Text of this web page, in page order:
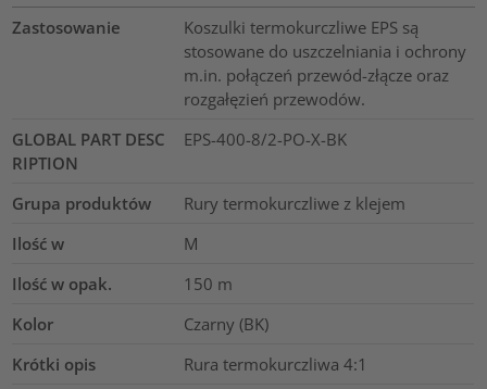
Zastosowanie
Koszulki termokurczliwe EPS są
stosowane do uszczelniania i ochrony
m.in. połączeń przewód-złącze oraz
rozgałęzień przewodów.
GLOBAL PART DESC
RIPTION
EPS-400-8/2-PO-X-BK
Grupa produktów
Rury termokurczliwe z klejem
Ilość w
M
Ilość w opak.
150 m
Kolor
Czarny (BK)
Krótki opis
Rura termokurczliwa 4:1